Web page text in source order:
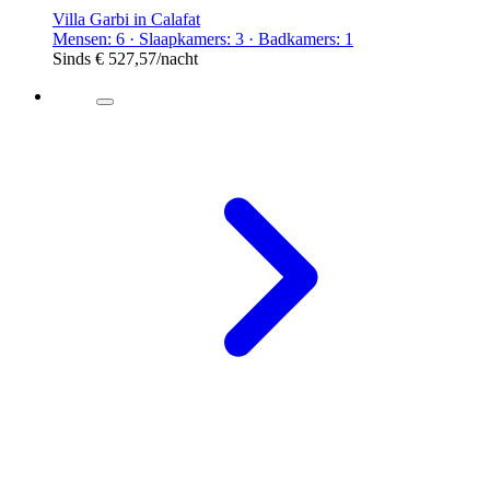
Villa Garbi in Calafat
Mensen: 6 · Slaapkamers: 3 · Badkamers: 1
Sinds € 527,57/nacht